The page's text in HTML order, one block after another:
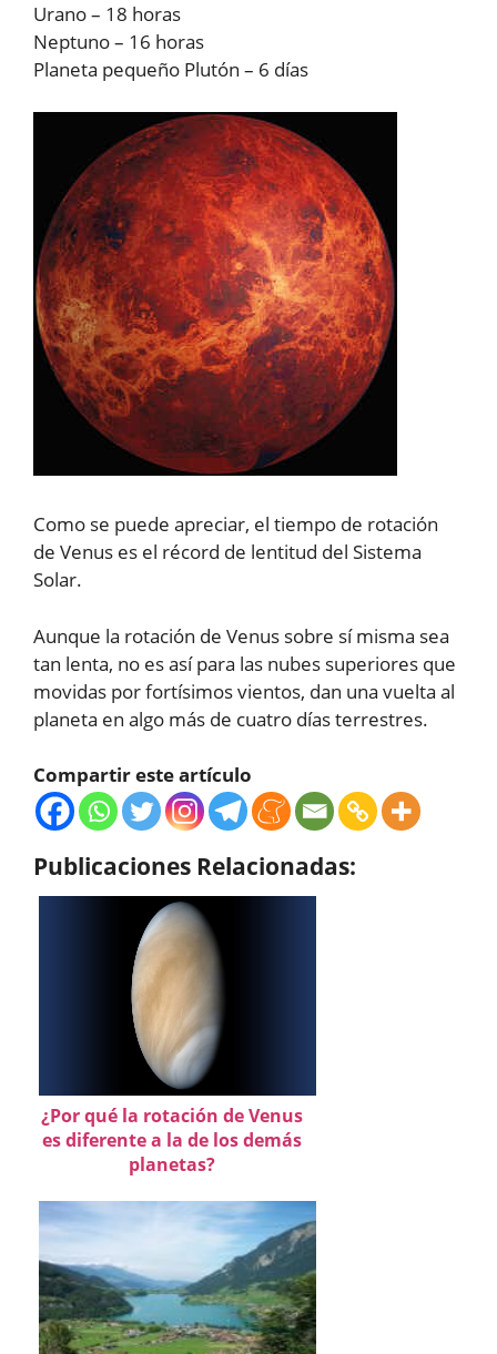
Urano – 18 horas
Neptuno – 16 horas
Planeta pequeño Plutón – 6 días
Como se puede apreciar, el tiempo de rotación
de Venus es el récord de lentitud del Sistema
Solar.
Aunque la rotación de Venus sobre sí misma sea
tan lenta, no es así para las nubes superiores que
movidas por fortísimos vientos, dan una vuelta al
planeta en algo más de cuatro días terrestres.
Compartir este artículo
Publicaciones Relacionadas:
¿Por qué la rotación de Venus
es diferente a la de los demás
planetas?